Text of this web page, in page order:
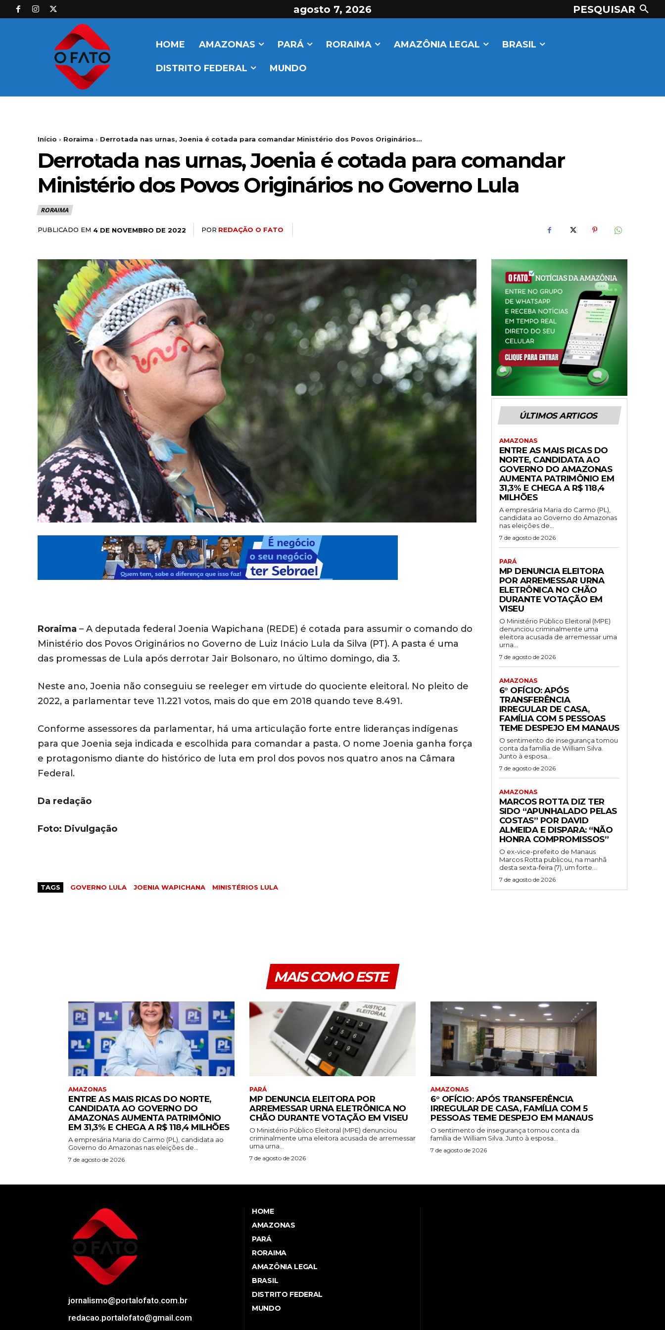
agosto 7, 2026 PESQUISAR
HOME AMAZONAS PARÁ RORAIMA AMAZÔNIA LEGAL BRASIL
DISTRITO FEDERAL MUNDO
Início Roraima Derrotada nas urnas, Joenia é cotada para comandar Ministério dos Povos Originários...
Derrotada nas urnas, Joenia é cotada para comandar
Ministério dos Povos Originários no Governo Lula
RORAIMA
PUBLICADO EM 4 DE NOVEMBRO DE 2022 POR REDAÇÃO O FATO
Roraima – A deputada federal Joenia Wapichana (REDE) é cotada para assumir o comando do
Ministério dos Povos Originários no Governo de Luiz Inácio Lula da Silva (PT). A pasta é uma
das promessas de Lula após derrotar Jair Bolsonaro, no último domingo, dia 3.
Neste ano, Joenia não conseguiu se reeleger em virtude do quociente eleitoral. No pleito de
2022, a parlamentar teve 11.221 votos, mais do que em 2018 quando teve 8.491.
Conforme assessores da parlamentar, há uma articulação forte entre lideranças indígenas
para que Joenia seja indicada e escolhida para comandar a pasta. O nome Joenia ganha força
e protagonismo diante do histórico de luta em prol dos povos nos quatro anos na Câmara
Federal.
Da redação
Foto: Divulgação
TAGS GOVERNO LULA JOENIA WAPICHANA MINISTÉRIOS LULA
ÚLTIMOS ARTIGOS
AMAZONAS
ENTRE AS MAIS RICAS DO
NORTE, CANDIDATA AO
GOVERNO DO AMAZONAS
AUMENTA PATRIMÔNIO EM
31,3% E CHEGA A R$ 118,4
MILHÕES
A empresária Maria do Carmo (PL),
candidata ao Governo do Amazonas
nas eleições de...
7 de agosto de 2026
PARÁ
MP DENUNCIA ELEITORA
POR ARREMESSAR URNA
ELETRÔNICA NO CHÃO
DURANTE VOTAÇÃO EM
VISEU
O Ministério Público Eleitoral (MPE)
denunciou criminalmente uma
eleitora acusada de arremessar uma
urna...
7 de agosto de 2026
AMAZONAS
6° OFÍCIO: APÓS
TRANSFERÊNCIA
IRREGULAR DE CASA,
FAMÍLIA COM 5 PESSOAS
TEME DESPEJO EM MANAUS
O sentimento de insegurança tomou
conta da família de William Silva.
Junto à esposa...
7 de agosto de 2026
AMAZONAS
MARCOS ROTTA DIZ TER
SIDO “APUNHALADO PELAS
COSTAS” POR DAVID
ALMEIDA E DISPARA: “NÃO
HONRA COMPROMISSOS”
O ex-vice-prefeito de Manaus
Marcos Rotta publicou, na manhã
desta sexta-feira (7), um forte...
7 de agosto de 2026
MAIS COMO ESTE
AMAZONAS
ENTRE AS MAIS RICAS DO NORTE,
CANDIDATA AO GOVERNO DO
AMAZONAS AUMENTA PATRIMÔNIO
EM 31,3% E CHEGA A R$ 118,4 MILHÕES
A empresária Maria do Carmo (PL), candidata ao
Governo do Amazonas nas eleições de...
7 de agosto de 2026
PARÁ
MP DENUNCIA ELEITORA POR
ARREMESSAR URNA ELETRÔNICA NO
CHÃO DURANTE VOTAÇÃO EM VISEU
O Ministério Público Eleitoral (MPE) denunciou
criminalmente uma eleitora acusada de arremessar
uma urna...
7 de agosto de 2026
AMAZONAS
6° OFÍCIO: APÓS TRANSFERÊNCIA
IRREGULAR DE CASA, FAMÍLIA COM 5
PESSOAS TEME DESPEJO EM MANAUS
O sentimento de insegurança tomou conta da
família de William Silva. Junto à esposa...
7 de agosto de 2026
jornalismo@portalofato.com.br
redacao.portalofato@gmail.com
HOME
AMAZONAS
PARÁ
RORAIMA
AMAZÔNIA LEGAL
BRASIL
DISTRITO FEDERAL
MUNDO